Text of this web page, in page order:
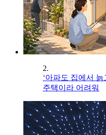
2.
‘아파도 집에서
주택이라 어려워